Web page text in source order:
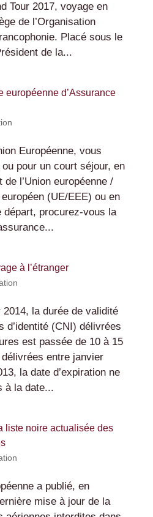
Tour 2017, voyage en
de l’Organisation
Placé sous le
de la...
européenne d’Assurance
Européenne, vous
pour un court séjour, en
de l’Union européenne /
(UE/EEE) ou en
départ, procurez-vous la
à l’étranger
la durée de validité
d’identité (CNI) délivrées
est passée de 10 à 15
entre janvier
la date d’expiration ne
à la date...
liste noire actualisée des
a publié, en
mise à jour de la